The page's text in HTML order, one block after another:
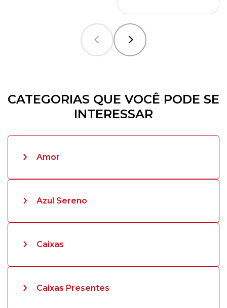
CATEGORIAS QUE VOCÊ PODE SE
INTERESSAR
Amor
Azul Sereno
Caixas
Caixas Presentes